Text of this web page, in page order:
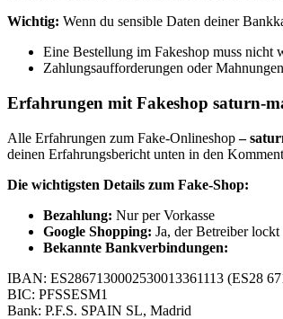
Wichtig: Wenn du sensible Daten deiner
Eine Bestellung im Fakeshop muss nicht
Zahlungsaufforderungen oder
Erfahrungen mit Fakeshop saturn-
Alle Erfahrungen zum Fake-Onlineshop–
deinen Erfahrungsbericht unten in den
Die wichtigsten Details zum Fake-Shop:
Bezahlung: Nur per Vorkasse
Google Shopping: Ja, der Betreiber
Bekannte Bankverbindungen:
IBAN: ES2867130002530013361113 (ES28
BIC: PFSSESM1
Bank: P.F.S. SPAIN SL, Madrid